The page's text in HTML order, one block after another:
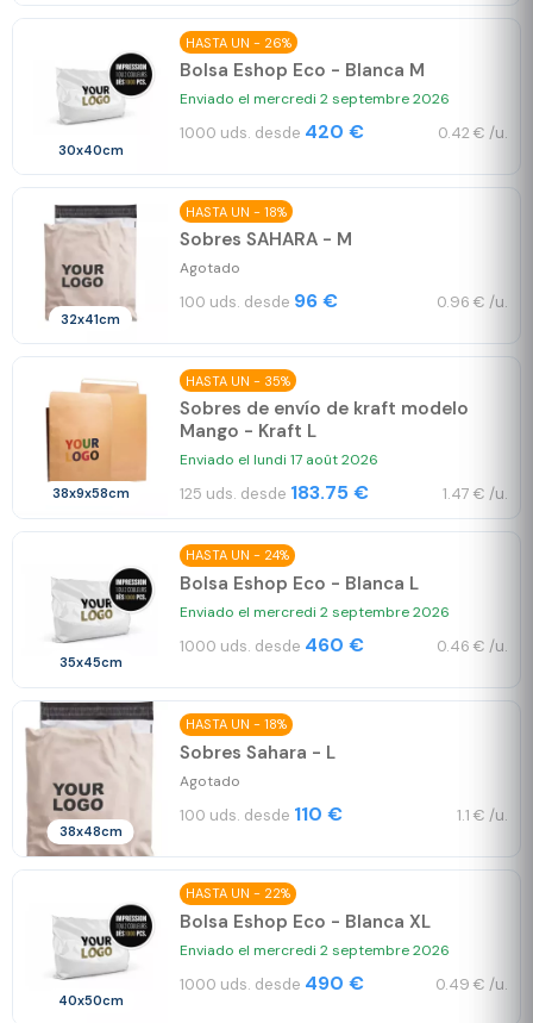
30x40cm
HASTA UN - 26%
Bolsa Eshop Eco - Blanca M
Enviado el mercredi 2 septembre 2026
1000 uds. desde 420 € 0.42 € /u.
32x41cm
HASTA UN - 18%
Sobres SAHARA - M
Agotado
100 uds. desde 96 € 0.96 € /u.
38x9x58cm
HASTA UN - 35%
Sobres de envío de kraft modelo
Mango - Kraft L
Enviado el lundi 17 août 2026
125 uds. desde 183.75 € 1.47 € /u.
35x45cm
HASTA UN - 24%
Bolsa Eshop Eco - Blanca L
Enviado el mercredi 2 septembre 2026
1000 uds. desde 460 € 0.46 € /u.
38x48cm
HASTA UN - 18%
Sobres Sahara - L
Agotado
100 uds. desde 110 € 1.1 € /u.
40x50cm
HASTA UN - 22%
Bolsa Eshop Eco - Blanca XL
Enviado el mercredi 2 septembre 2026
1000 uds. desde 490 € 0.49 € /u.